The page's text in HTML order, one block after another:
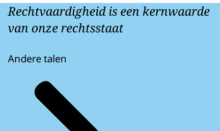
Rechtvaardigheid is een kernwaarde
van onze rechtsstaat
Andere talen